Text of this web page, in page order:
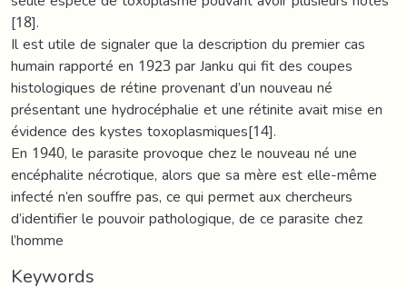
[18].
Il est utile de signaler que la description du premier cas
humain rapporté en 1923 par Janku qui fit des coupes
histologiques de rétine provenant d’un nouveau né
présentant une hydrocéphalie et une rétinite avait mise en
évidence des kystes toxoplasmiques[14].
En 1940, le parasite provoque chez le nouveau né une
encéphalite nécrotique, alors que sa mère est elle-même
infecté n’en souffre pas, ce qui permet aux chercheurs
d’identifier le pouvoir pathologique, de ce parasite chez
l’homme
Keywords